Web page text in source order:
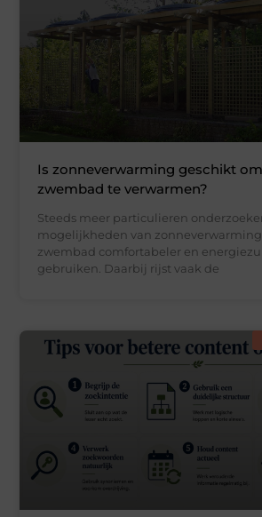
Is zonneverwarming geschikt
zwembad te verwarmen?
Steeds meer particulieren
mogelijkheden van
zwembad comfortabeler en
gebruiken. Daarbij rijst vaak de